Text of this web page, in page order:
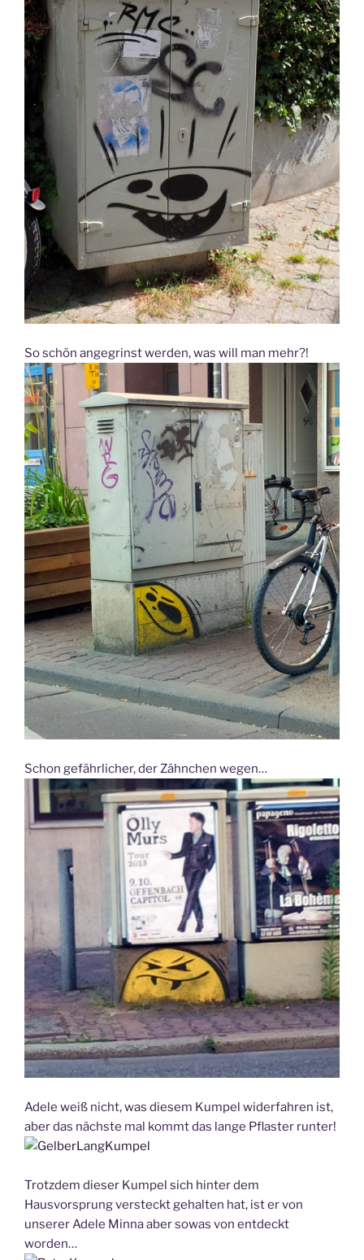
So schön angegrinst werden, was will man mehr?!
Schon gefährlicher, der Zähnchen wegen…
Adele weiß nicht, was diesem Kumpel widerfahren ist,
aber das nächste mal kommt das lange Pflaster runter!
Trotzdem dieser Kumpel sich hinter dem
Hausvorsprung versteckt gehalten hat, ist er von
unserer Adele Minna aber sowas von entdeckt
worden…